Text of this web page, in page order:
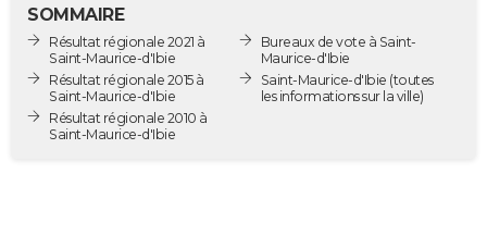
Destinations
City break
Voyage nature
Voyage de noces
Forum
Climat
GUIDES D'ACHAT
BONS PLANS
SOMMAIRE
Résultat régionale 2021 à
Saint-Maurice-d'Ibie
Résultat régionale 2015 à
Saint-Maurice-d'Ibie
Résultat régionale 2010 à
Saint-Maurice-d'Ibie
Bureaux de vote à Saint-
Maurice-d'Ibie
Saint-Maurice-d'Ibie (toutes
les informations sur la ville)